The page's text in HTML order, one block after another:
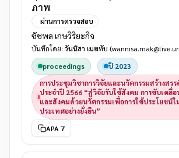
ภาพ
ผ่านการตรวจสอบ
ชัชพล เกษวิริยะกิจ
บันทึกโดย: วันนิสา เมฆทับ
proceedings
ปี 2023
การประชุมวิชาการวิจัยและนวัตกรรมสร้างสร
ประจำปี 2566 “สู่วิจัยรับใช้สังคม การขับเคลื่
และสังคมด้วยนวัตกรรมเพื่อการใช้ประโยชน์
ประเทศอย่างยั่งยืน”
APA 7